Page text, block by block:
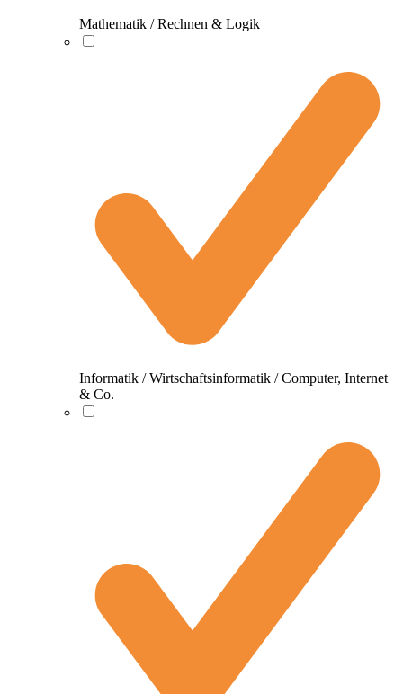
Mathematik / Rechnen & Logik
Informatik / Wirtschaftsinformatik / Computer, Internet
& Co.